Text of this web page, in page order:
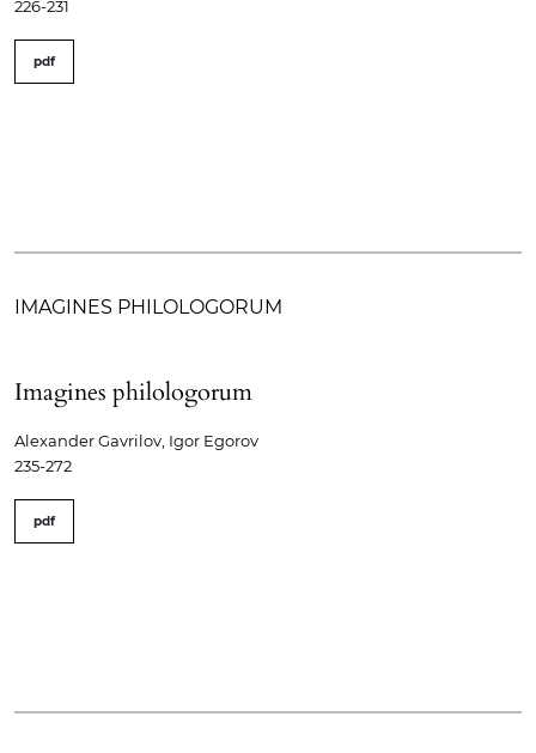
226-231
pdf
IMAGINES PHILOLOGORUM
Imagines philologorum
Alexander Gavrilov, Igor Egorov
235-272
pdf